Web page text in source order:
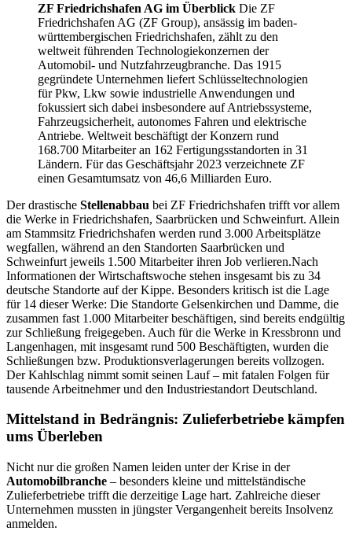
ZF Friedrichshafen AG im Überblick Die ZF
Friedrichshafen AG (ZF Group), ansässig im baden-
württembergischen Friedrichshafen, zählt zu den
weltweit führenden Technologiekonzernen der
Automobil- und Nutzfahrzeugbranche. Das 1915
gegründete Unternehmen liefert Schlüsseltechnologien
für Pkw, Lkw sowie industrielle Anwendungen und
fokussiert sich dabei insbesondere auf Antriebssysteme,
Fahrzeugsicherheit, autonomes Fahren und elektrische
Antriebe. Weltweit beschäftigt der Konzern rund
168.700 Mitarbeiter an 162 Fertigungsstandorten in 31
Ländern. Für das Geschäftsjahr 2023 verzeichnete ZF
einen Gesamtumsatz von 46,6 Milliarden Euro.
Der drastische Stellenabbau bei ZF Friedrichshafen trifft vor allem
die Werke in Friedrichshafen, Saarbrücken und Schweinfurt. Allein
am Stammsitz Friedrichshafen werden rund 3.000 Arbeitsplätze
wegfallen, während an den Standorten Saarbrücken und
Schweinfurt jeweils 1.500 Mitarbeiter ihren Job verlieren.Nach
Informationen der Wirtschaftswoche stehen insgesamt bis zu 34
deutsche Standorte auf der Kippe. Besonders kritisch ist die Lage
für 14 dieser Werke: Die Standorte Gelsenkirchen und Damme, die
zusammen fast 1.000 Mitarbeiter beschäftigen, sind bereits endgültig
zur Schließung freigegeben. Auch für die Werke in Kressbronn und
Langenhagen, mit insgesamt rund 500 Beschäftigten, wurden die
Schließungen bzw. Produktionsverlagerungen bereits vollzogen.
Der Kahlschlag nimmt somit seinen Lauf – mit fatalen Folgen für
tausende Arbeitnehmer und den Industriestandort Deutschland.
Mittelstand in Bedrängnis: Zulieferbetriebe kämpfen
ums Überleben
Nicht nur die großen Namen leiden unter der Krise in der
Automobilbranche – besonders kleine und mittelständische
Zulieferbetriebe trifft die derzeitige Lage hart. Zahlreiche dieser
Unternehmen mussten in jüngster Vergangenheit bereits Insolvenz
anmelden.